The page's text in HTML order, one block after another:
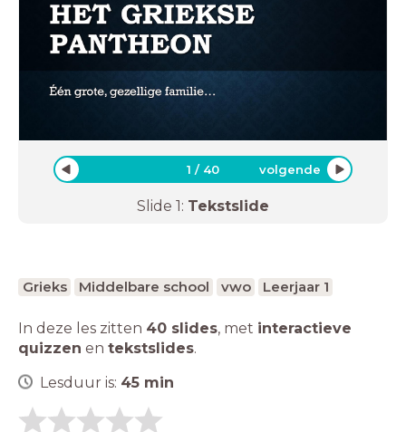
1 / 40 volgende
Slide 1: Tekstslide
Grieks Middelbare school vwo Leerjaar 1
In deze les zitten 40 slides, met interactieve
quizzen en tekstslides.
Lesduur is: 45 min